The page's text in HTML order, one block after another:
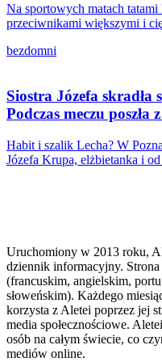
Na sportowych matach
przeciwnikami większymi i
bezdomni
Siostra Józefa skradła
Podczas meczu poszła
Habit i szalik Lecha? W
Józefa Krupa, elżbietanka i
Uruchomiony w 2013 roku,
dziennik informacyjny. Strona
(francuskim, angielskim,
słoweńskim). Każdego
korzysta z Aletei poprzez jej
media społecznościowe.
osób na całym świecie, co
mediów online.